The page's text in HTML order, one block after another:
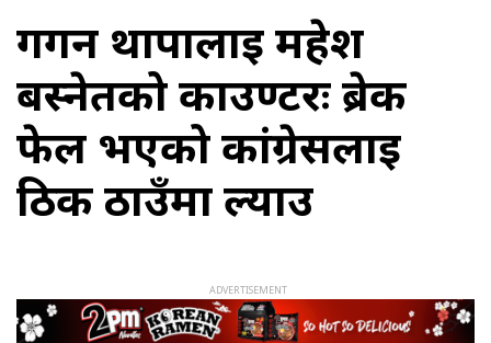
गगन थापालाई महेश
बस्नेतको काउण्टरः ब्रेक
फेल भएको कांग्रेसलाई
ठिक ठाउँमा ल्याउ